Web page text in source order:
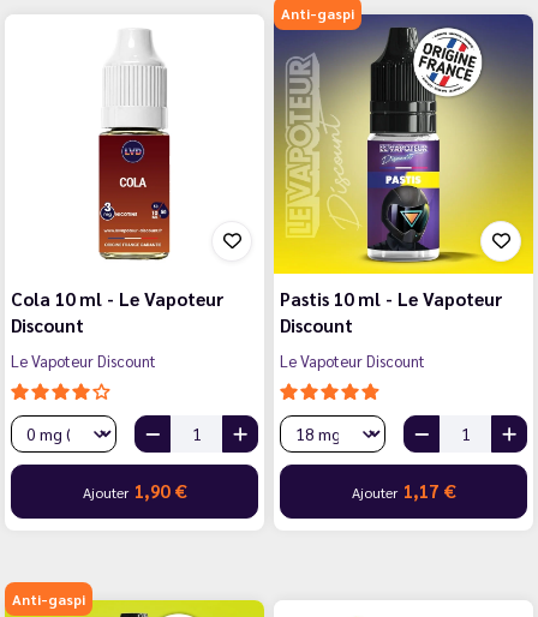
Cola 10 ml - Le Vapoteur
Discount
Le Vapoteur Discount
Ajouter 1,90 €
Anti-gaspi
Pastis 10 ml - Le Vapoteur
Discount
Le Vapoteur Discount
Ajouter 1,17 €
Anti-gaspi